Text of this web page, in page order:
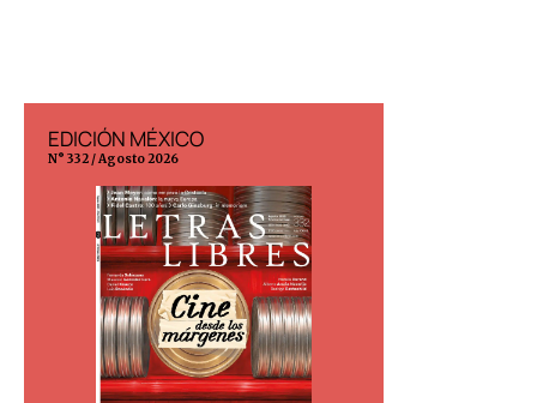
EDICIÓN MÉXICO
N° 332 / Agosto 2026